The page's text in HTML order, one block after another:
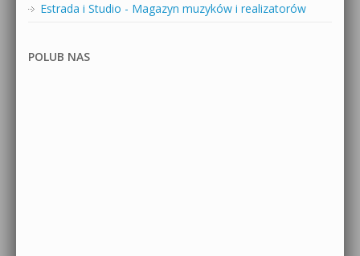
Estrada i Studio - Magazyn muzyków i realizatorów
POLUB NAS